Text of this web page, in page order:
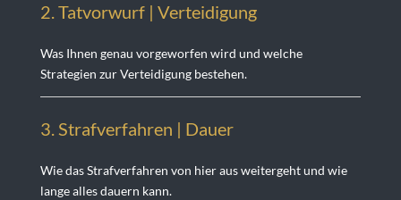
2. Tatvorwurf | Verteidigung
Was Ihnen genau vorgeworfen wird und welche
Strategien zur Verteidigung bestehen.
3. Strafverfahren | Dauer
Wie das Strafverfahren von hier aus weitergeht und wie
lange alles dauern kann.